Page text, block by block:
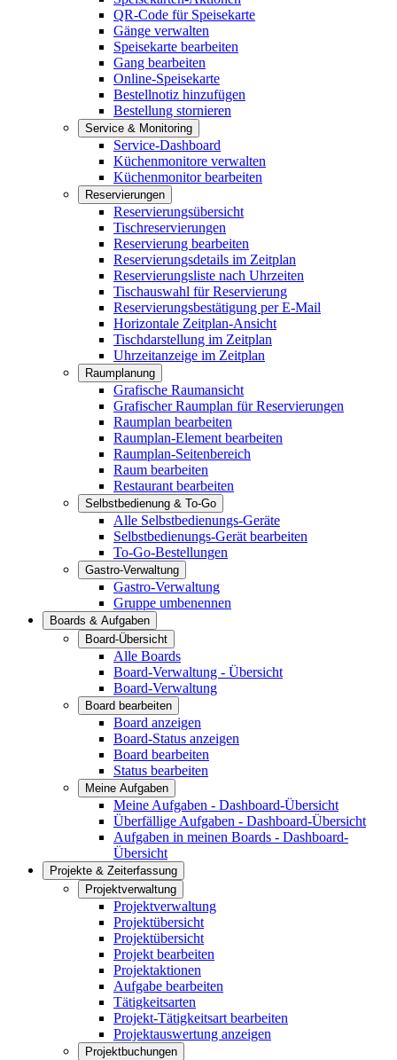
QR-Code für Speisekarte
Gänge verwalten
Speisekarte bearbeiten
Gang bearbeiten
Online-Speisekarte
Bestellnotiz hinzufügen
Bestellung stornieren
Service & Monitoring
Service-Dashboard
Küchenmonitore verwalten
Küchenmonitor bearbeiten
Reservierungen
Reservierungsübersicht
Tischreservierungen
Reservierung bearbeiten
Reservierungsdetails im Zeitplan
Reservierungsliste nach Uhrzeiten
Tischauswahl für Reservierung
Reservierungsbestätigung per E-Mail
Horizontale Zeitplan-Ansicht
Tischdarstellung im Zeitplan
Uhrzeitanzeige im Zeitplan
Raumplanung
Grafische Raumansicht
Grafischer Raumplan für Reservierungen
Raumplan bearbeiten
Raumplan-Element bearbeiten
Raumplan-Seitenbereich
Raum bearbeiten
Restaurant bearbeiten
Selbstbedienung & To-Go
Alle Selbstbedienungs-Geräte
Selbstbedienungs-Gerät bearbeiten
To-Go-Bestellungen
Gastro-Verwaltung
Gastro-Verwaltung
Gruppe umbenennen
Boards & Aufgaben
Board-Übersicht
Alle Boards
Board-Verwaltung - Übersicht
Board-Verwaltung
Board bearbeiten
Board anzeigen
Board-Status anzeigen
Board bearbeiten
Status bearbeiten
Meine Aufgaben
Meine Aufgaben - Dashboard-Übersicht
Überfällige Aufgaben - Dashboard-Übersicht
Aufgaben in meinen Boards - Dashboard-
Übersicht
Projekte & Zeiterfassung
Projektverwaltung
Projektverwaltung
Projektübersicht
Projektübersicht
Projekt bearbeiten
Projektaktionen
Aufgabe bearbeiten
Tätigkeitsarten
Projekt-Tätigkeitsart bearbeiten
Projektauswertung anzeigen
Projektbuchungen